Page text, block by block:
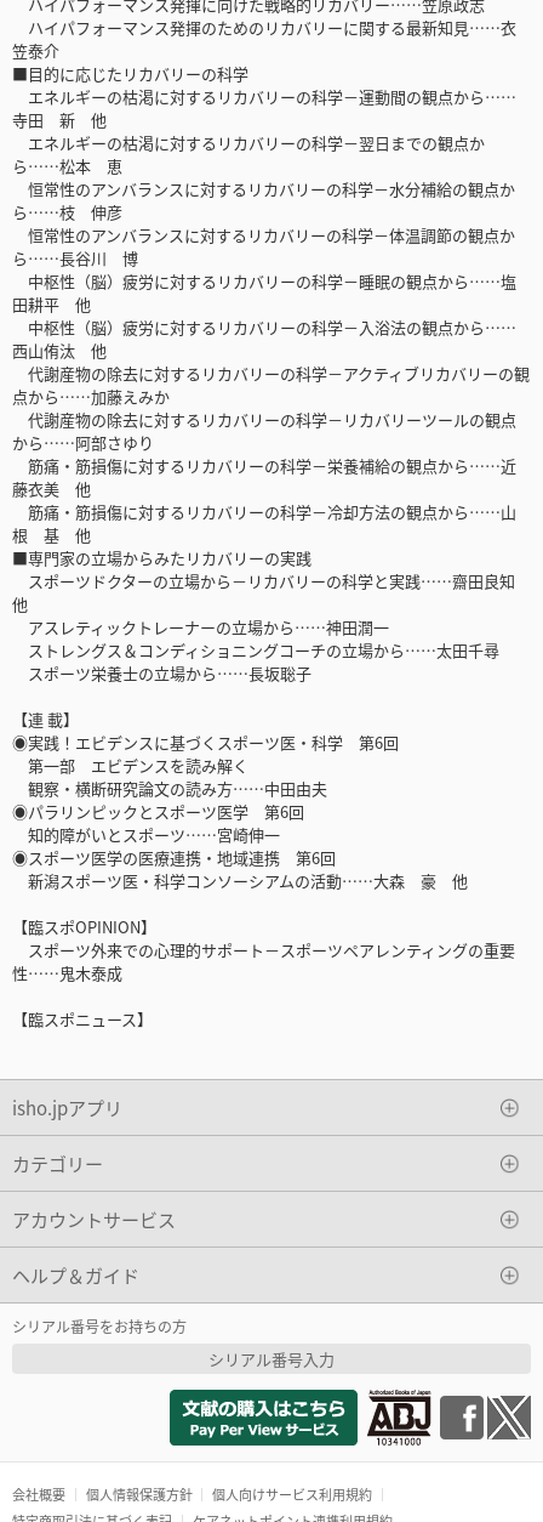
ハイパフォーマンス発揮のためのリカバリーに関する最新知見……衣
笠泰介
■目的に応じたリカバリーの科学
エネルギーの枯渇に対するリカバリーの科学－運動間の観点から……
寺田 新 他
エネルギーの枯渇に対するリカバリーの科学－翌日までの観点か
ら……松本 恵
恒常性のアンバランスに対するリカバリーの科学－水分補給の観点か
ら……枝 伸彦
恒常性のアンバランスに対するリカバリーの科学－体温調節の観点か
ら……長谷川 博
中枢性（脳）疲労に対するリカバリーの科学－睡眠の観点から……塩
田耕平 他
中枢性（脳）疲労に対するリカバリーの科学－入浴法の観点から……
西山侑汰 他
代謝産物の除去に対するリカバリーの科学－アクティブリカバリーの観
点から……加藤えみか
代謝産物の除去に対するリカバリーの科学－リカバリーツールの観点
から……阿部さゆり
筋痛・筋損傷に対するリカバリーの科学－栄養補給の観点から……近
藤衣美 他
筋痛・筋損傷に対するリカバリーの科学－冷却方法の観点から……山
根 基 他
■専門家の立場からみたリカバリーの実践
スポーツドクターの立場から－リカバリーの科学と実践……齋田良知
他
アスレティックトレーナーの立場から……神田潤一
ストレングス＆コンディショニングコーチの立場から……太田千尋
スポーツ栄養士の立場から……長坂聡子
【連 載】
◉実践！エビデンスに基づくスポーツ医・科学 第6回
第一部 エビデンスを読み解く
観察・横断研究論文の読み方……中田由夫
◉パラリンピックとスポーツ医学 第6回
知的障がいとスポーツ……宮崎伸一
◉スポーツ医学の医療連携・地域連携 第6回
新潟スポーツ医・科学コンソーシアムの活動……大森 豪 他
【臨スポOPINION】
スポーツ外来での心理的サポート－スポーツペアレンティングの重要
性……鬼木泰成
【臨スポニュース】
isho.jpアプリ
カテゴリー
アカウントサービス
ヘルプ＆ガイド
シリアル番号をお持ちの方
シリアル番号入力
会社概要 個人情報保護方針
個人向けサービス利用規約